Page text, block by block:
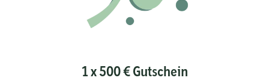
1 x 500 € Gutschein